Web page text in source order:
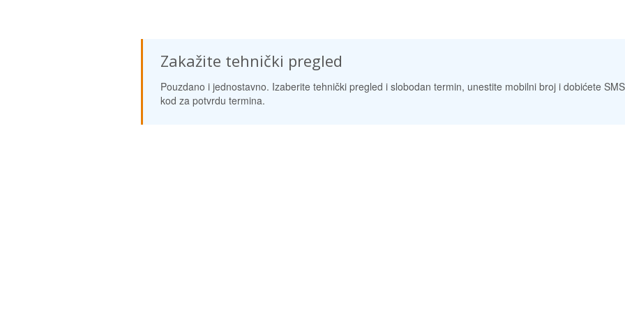
Zakažite tehnički pregled
Pouzdano i jednostavno. Izaberite tehnički pregled i slobodan termin, unestite mobilni broj i dobićete SMS
kod za potvrdu termina.